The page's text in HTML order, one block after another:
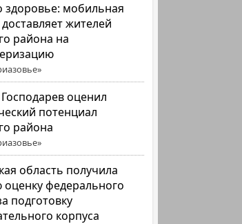
здоровье: мобильная
жителей
района на
оценил
потенциал
района
область получила
оценку федерального
подготовку
корпуса